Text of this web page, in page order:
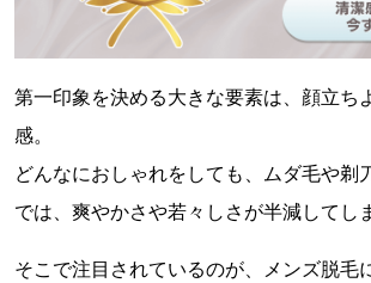
第一印象を決める大きな要素は、顔立ち
感。
どんなにおしゃれをしても、ムダ毛や剃
では、爽やかさや若々しさが半減してし
そこで注目されているのが、メンズ脱毛